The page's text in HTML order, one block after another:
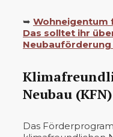
➥ Wohneigentum
Das solltet ihr
Neubauförderung
Neubau (KFN)
Das